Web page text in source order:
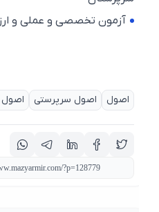
آزمون تخصصی و عملی و
اصول اصول سرپرستی اصول